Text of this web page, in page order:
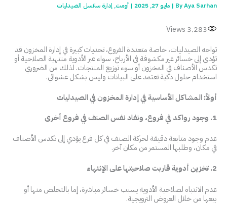
ByAya Sarhan
| مايو 27, 2025 | أومت, إدارة سلاسل الصيدليات
3٬283
تواجه الصيدليات، خاصة متعددة الفروع، تحديات كبيرة في إدارة المخزون قد
تؤدي إلى خسائر غير مكشوفة في الأرباح، سواء عبر الأدوية منتهية الصلاحية أو
تكدس الأصناف في المخزون أو سوء توزيع المنتجات. لذلك من الضروري
استخدام حلول ذكية تعتمد على البيانات وليس بشكل عشوائي.
أولاً: المشاكل الأساسية في إدارة المخزون في الصيدليات
1. وجود رواكد في فروع، ونفاد نفس الصنف في فروع أخرى
عدم وجود متابعة دقيقة لحركة الصنف في كل فرع يؤدي إلى تكدس الأصناف
في مكان، وطلبها المستمر من مكان آخر.
2. تخزين أدوية قاربت صلاحيتها على الإنتهاء
عدم الانتباه لصلاحية الأدوية يسبب خسائر مباشرة، إما بالتخلص منها أو
بيعها من خلال العروض الترويجية.